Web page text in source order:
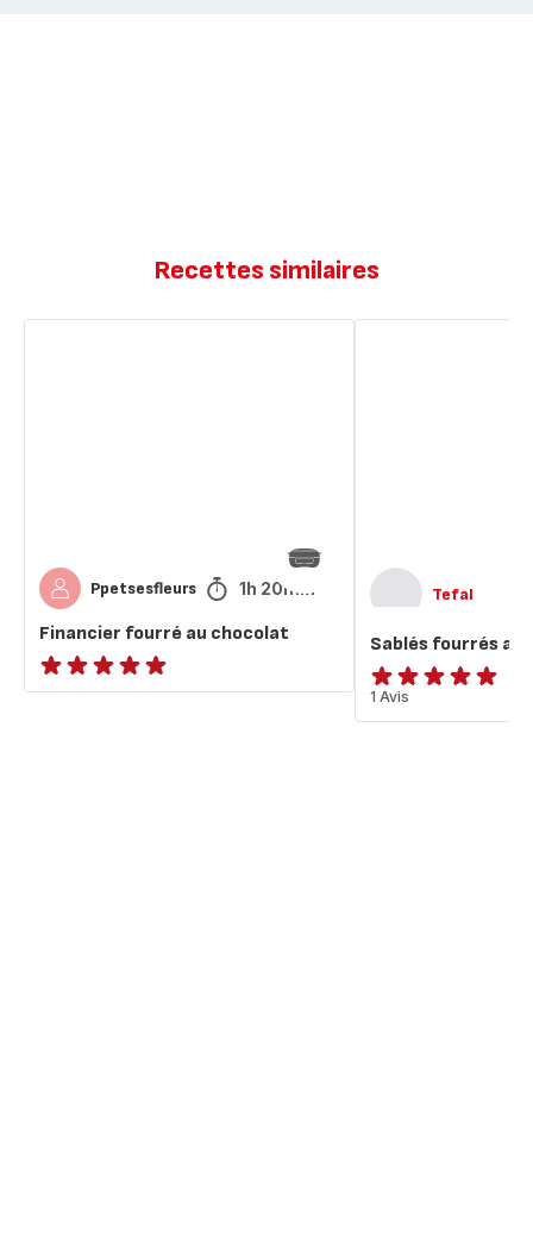
Recettes similaires
Ppetsesfleurs 1h 20min
Financier fourré au chocolat
ratings.NaN
Tefal
Sablés fourrés au
Avis
5
1 Avis